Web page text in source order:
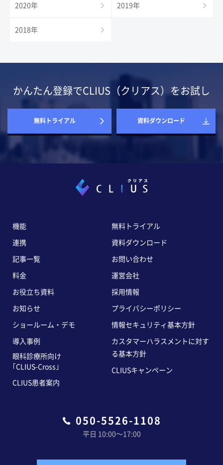
2020年 2019年
2018年
かんたん登録でCLIUS（クリアス）をお試し
無料トライアル 資料ダウンロード
050-5526-1108
平日 10:00〜17:00
機能
連携
記事一覧
料金
お役立ち資料
お知らせ
ショールーム・デモ
導入事例
眼科診療所向け
｢CLIUS-Cross｣
CLIUS患者案内
無料トライアル
資料ダウンロード
お問い合わせ
運営会社
採用情報
プライバシーポリシー
情報セキュリティ基本方針
カスタマーハラスメントに対す
る基本方針
CLIUSキャンペーン